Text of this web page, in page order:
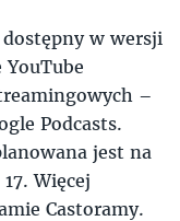
w wersji
–
Podcasts.
jest na
Więcej
Castoramy.